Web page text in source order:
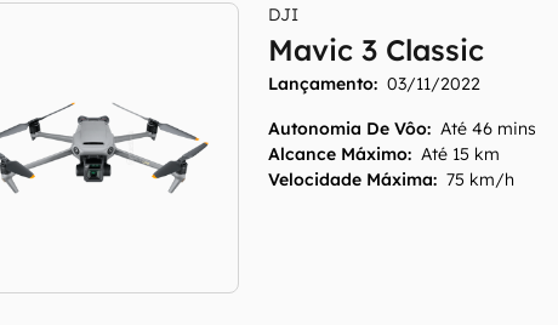
DJI
Mavic 3 Classic
Lançamento: 03/11/2022
Autonomia De Vôo: Até 46 mins
Alcance Máximo: Até 15 km
Velocidade Máxima: 75 km/h